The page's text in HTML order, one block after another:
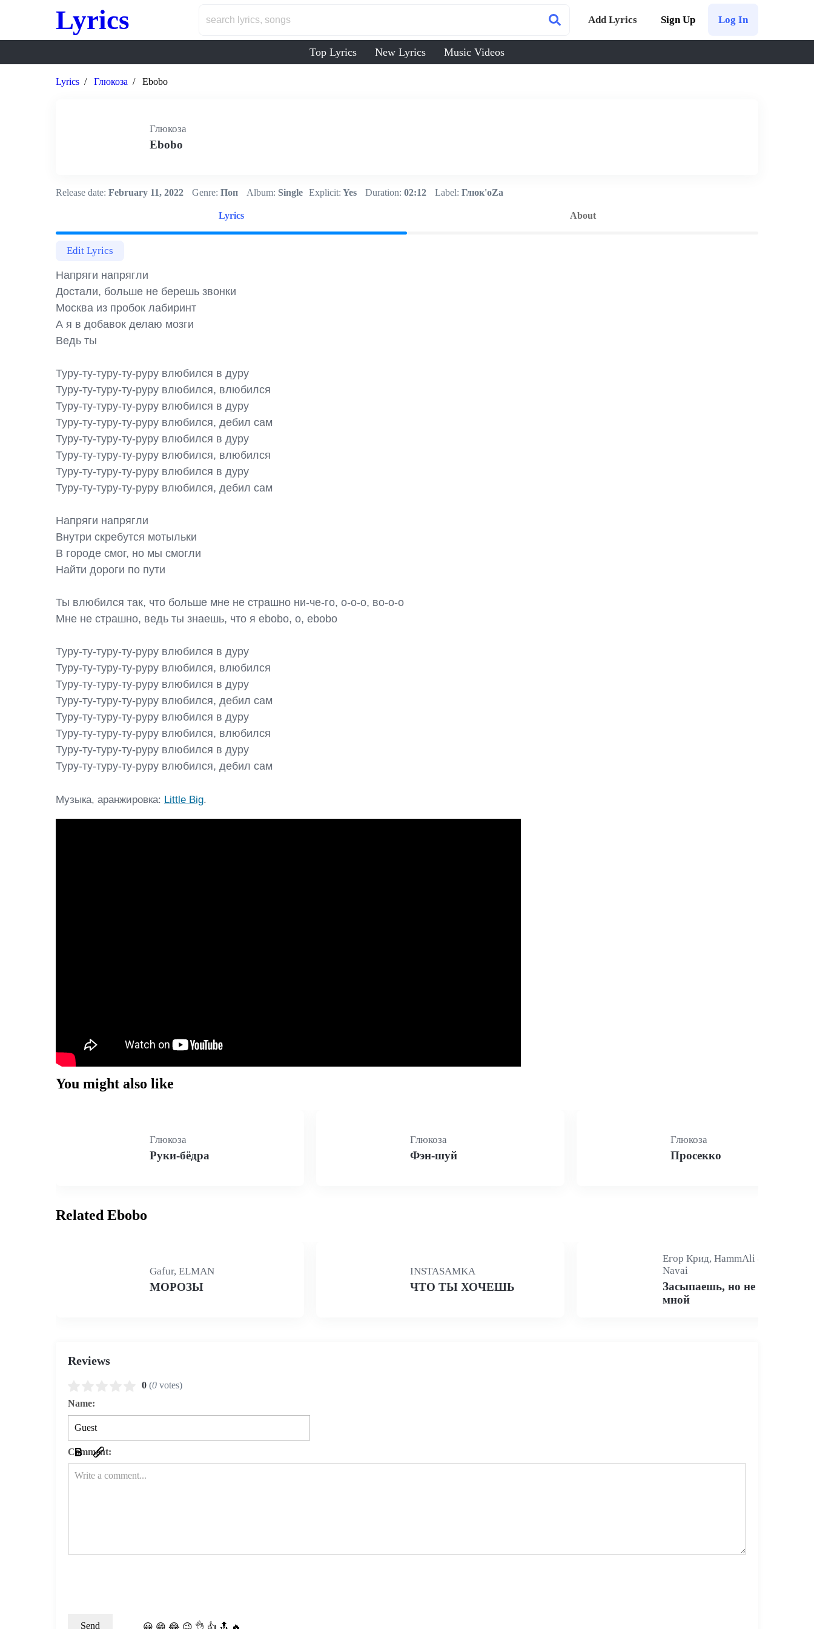
Lyrics Add Lyrics Sign Up Log In
Top Lyrics New Lyrics Music Videos
Lyrics Глюкоза Ebobo
Глюкоза
Ebobo
Release date: February 11, 2022 Genre: Поп Album: Single Explicit: Yes Duration: 02:12 Label: Глюк'оZа
Lyrics About
Edit Lyrics
Напряги напрягли
Достали, больше не берешь звонки
Москва из пробок лабиринт
А я в добавок делаю мозги
Ведь ты
Туру-ту-туру-ту-руру влюбился в дуру
Туру-ту-туру-ту-руру влюбился, влюбился
Туру-ту-туру-ту-руру влюбился в дуру
Туру-ту-туру-ту-руру влюбился, дебил сам
Туру-ту-туру-ту-руру влюбился в дуру
Туру-ту-туру-ту-руру влюбился, влюбился
Туру-ту-туру-ту-руру влюбился в дуру
Туру-ту-туру-ту-руру влюбился, дебил сам
Напряги напрягли
Внутри скребутся мотыльки
В городе смог, но мы смогли
Найти дороги по пути
Ты влюбился так, что больше мне не страшно ни-че-го, о-о-о, во-о-о
Мне не страшно, ведь ты знаешь, что я ebobo, о, ebobo
Туру-ту-туру-ту-руру влюбился в дуру
Туру-ту-туру-ту-руру влюбился, влюбился
Туру-ту-туру-ту-руру влюбился в дуру
Туру-ту-туру-ту-руру влюбился, дебил сам
Туру-ту-туру-ту-руру влюбился в дуру
Туру-ту-туру-ту-руру влюбился, влюбился
Туру-ту-туру-ту-руру влюбился в дуру
Туру-ту-туру-ту-руру влюбился, дебил сам
Музыка, аранжировка: Little Big.
You might also like
Глюкоза
Руки-бёдра
Глюкоза
Фэн-шуй
Глюкоза
Просекко
Related Ebobo
Gafur, ELMAN
МОРОЗЫ
INSTASAMKA
ЧТО ТЫ ХОЧЕШЬ
Егор Крид, HammAli &
Navai
Засыпаешь, но не со
мной
Reviews
0 (0 votes)
Name:
Comment: